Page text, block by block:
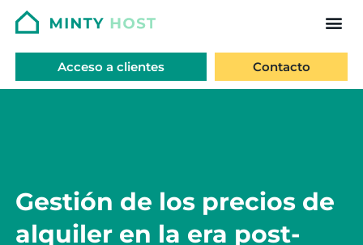
Acceso a clientes Contacto
Gestión de los precios de
alquiler en la era post-